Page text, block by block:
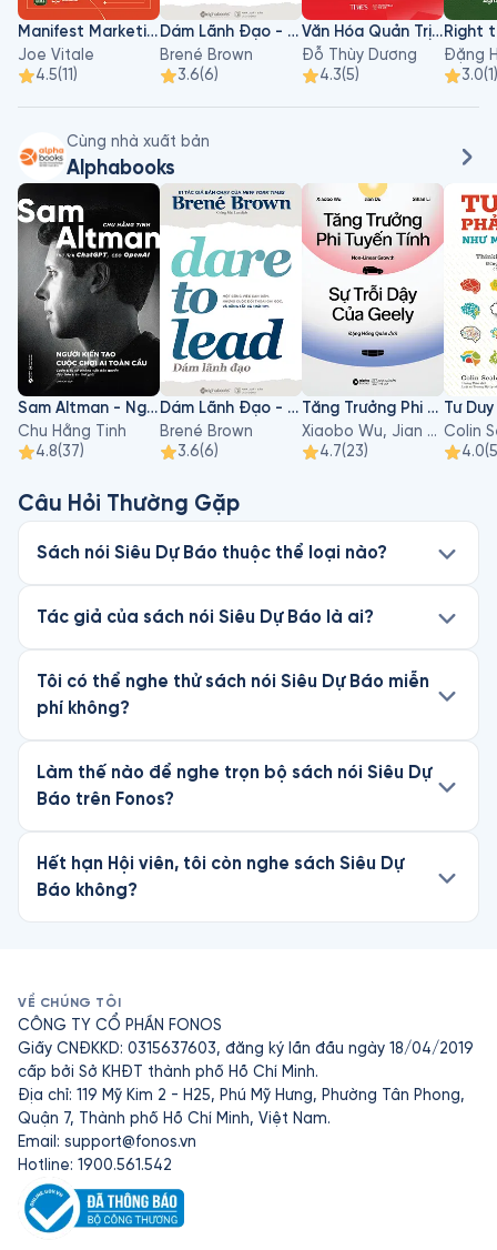
Manifest Marketing
Joe Vitale
4.5(11)
Dám Lãnh Đạo - Dare To Lead
Brené Brown
3.6(6)
Văn Hóa Quản Trị Chất Việt
Đỗ Thùy Dương
4.3(5)
Đặng
3.0(1)
Cùng nhà xuất bản
Alphabooks
Sam Altman - Người Kiến Tạo Cuộc Chơi AI Toàn Cầu
Chu Hằng Tinh
4.8(37)
Dám Lãnh Đạo - Dare To Lead
Brené Brown
3.6(6)
Tăng Trưởng Phi Tuyến Tính - Sự Trỗi Dậy Của Geely
Xiaobo Wu, Jian Du, Sihan Li
4.7(23)
Colin
4.0(
Câu Hỏi Thường Gặp
Sách nói Siêu Dự Báo thuộc thể loại nào?
Tác giả của sách nói Siêu Dự Báo là ai?
Tôi có thể nghe thử sách nói Siêu Dự Báo miễn
phí không?
Làm thế nào để nghe trọn bộ sách nói Siêu Dự
Báo trên Fonos?
Hết hạn Hội viên, tôi còn nghe sách Siêu Dự
Báo không?
VỀ CHÚNG TÔI
CÔNG TY CỔ PHẦN FONOS
Giấy CNĐKKD: 0315637603, đăng ký lần đầu ngày 18/04/2019
cấp bởi Sở KHĐT thành phố Hồ Chí Minh.
Địa chỉ: 119 Mỹ Kim 2 - H25, Phú Mỹ Hưng, Phường Tân Phong,
Quận 7, Thành phố Hồ Chí Minh, Việt Nam.
Email: support@fonos.vn
Hotline: 1900.561.542